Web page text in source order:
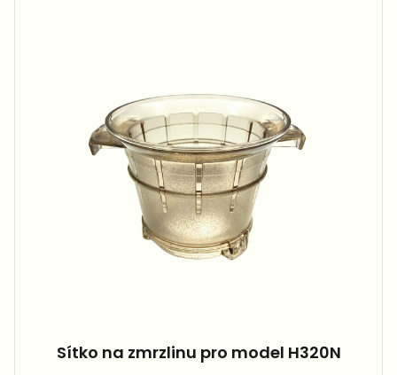
Sítko na zmrzlinu pro model H320N